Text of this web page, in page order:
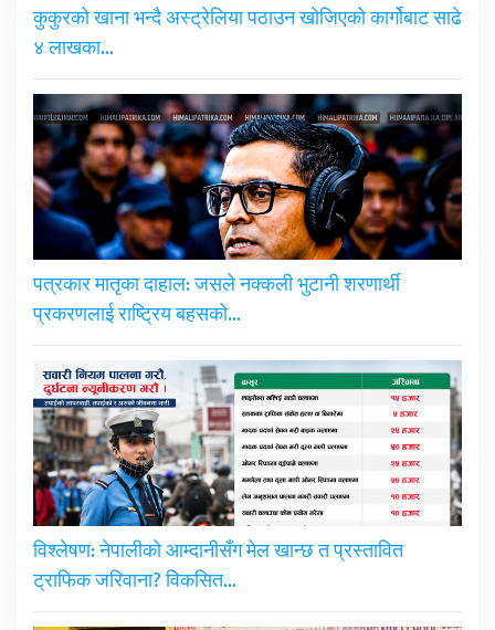
कुकुरको खाना भन्दै अस्ट्रेलिया पठाउन खोजिएको कार्गोबाट साढे
४ लाखका…
पत्रकार मातृका दाहाल: जसले नक्कली भुटानी शरणार्थी
प्रकरणलाई राष्ट्रिय बहसको…
विश्लेषण: नेपालीको आम्दानीसँग मेल खान्छ त प्रस्तावित
ट्राफिक जरिवाना? विकसित…